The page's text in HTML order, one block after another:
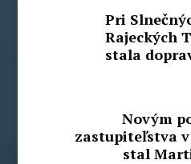
Pri
Rajeckých
stala
Novým
zastupiteľstva
stal